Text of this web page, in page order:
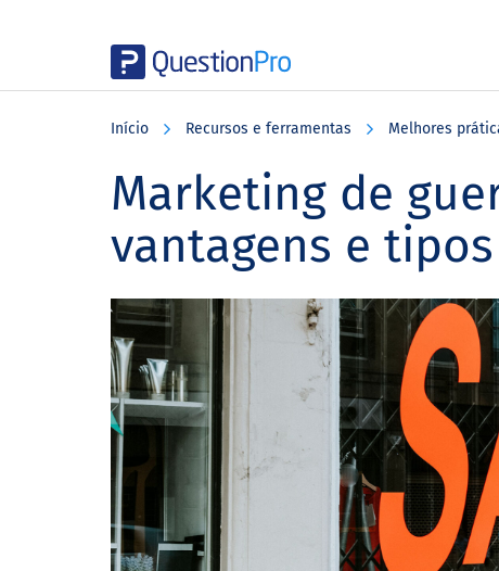
Início Recursos e ferramentas Melhores
Marketing de
vantagens e tipos